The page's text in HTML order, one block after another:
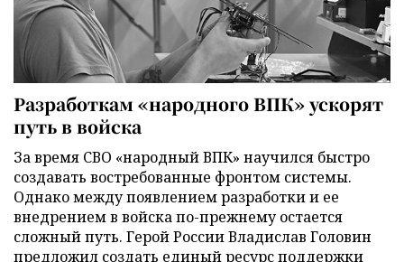
Разработкам «народного ВПК» ускорят
путь в войска
За время СВО «народный ВПК» научился быстро
создавать востребованные фронтом системы.
Однако между появлением разработки и ее
внедрением в войска по-прежнему остается
сложный путь. Герой России Владислав Головин
предложил создать единый ресурс поддержки